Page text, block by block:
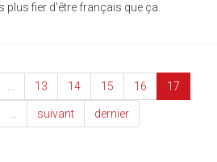
plus fier d'être français que ça.
13 14 15 16 17
suivant dernier